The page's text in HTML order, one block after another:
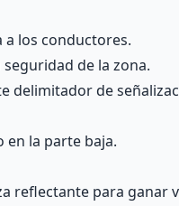
los conductores.
de la zona.
de
en la parte baja.
reflectante para ganar